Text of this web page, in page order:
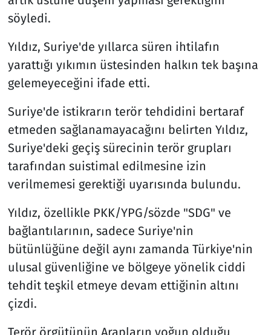
söyledi.
Yıldız, Suriye'de yıllarca süren ihtilafın
yarattığı yıkımın üstesinden halkın tek başına
gelemeyeceğini ifade etti.
Suriye'de istikrarın terör tehdidini bertaraf
etmeden sağlanamayacağını belirten Yıldız,
Suriye'deki geçiş sürecinin terör grupları
tarafından suistimal edilmesine izin
verilmemesi gerektiği uyarısında bulundu.
Yıldız, özellikle PKK/YPG/sözde "SDG" ve
bağlantılarının, sadece Suriye'nin
bütünlüğüne değil aynı zamanda Türkiye'nin
ulusal güvenliğine ve bölgeye yönelik ciddi
tehdit teşkil etmeye devam ettiğinin altını
çizdi.
Terör örgütünün Arapların yoğun olduğu